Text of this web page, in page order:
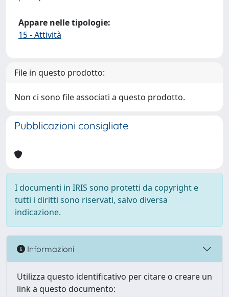
Appare nelle tipologie:
15 - Attività
File in questo prodotto:
Non ci sono file associati a questo prodotto.
Pubblicazioni consigliate
I documenti in IRIS sono protetti da copyright e
tutti i diritti sono riservati, salvo diversa
indicazione.
Informazioni
Utilizza questo identificativo per citare o creare un
link a questo documento: